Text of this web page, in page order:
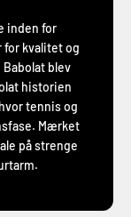
inden for
for kvalitet og
blev
historien
tennis og
Mærket
på strenge